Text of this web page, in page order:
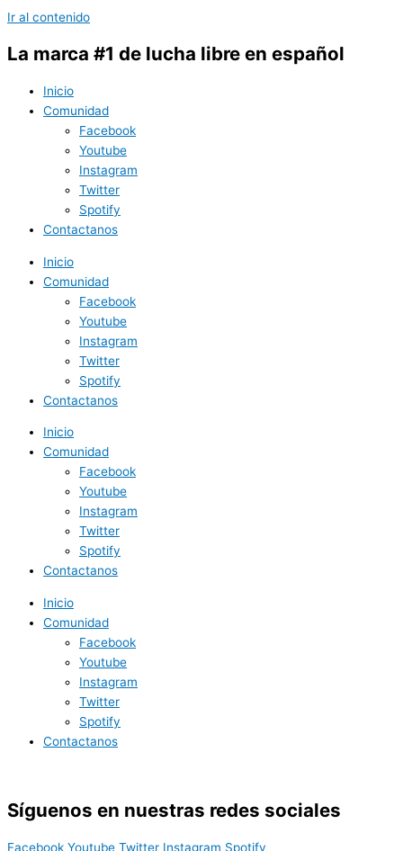
Ir al contenido
La marca #1 de lucha libre en español
Inicio
Comunidad
Facebook
Youtube
Instagram
Twitter
Spotify
Contactanos
Inicio
Comunidad
Facebook
Youtube
Instagram
Twitter
Spotify
Contactanos
Inicio
Comunidad
Facebook
Youtube
Instagram
Twitter
Spotify
Contactanos
Inicio
Comunidad
Facebook
Youtube
Instagram
Twitter
Spotify
Contactanos
Síguenos en nuestras redes sociales
Facebook Youtube Twitter Instagram Spotify